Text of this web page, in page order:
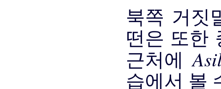
북쪽 거짓
떤은 또한
근처에
습에서 볼